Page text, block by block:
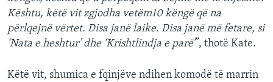
Kështu, këtë vit zgjodha vetëm10 këngë që na
përlqejnë vërtet. Disa janë laike. Disa janë më fetare, si
‘Nata e heshtur’ dhe ‘Krishtlindja e parë’”, thotë Kate.
Këtë vit, shumica e fqinjëve ndihen komodë të marrin